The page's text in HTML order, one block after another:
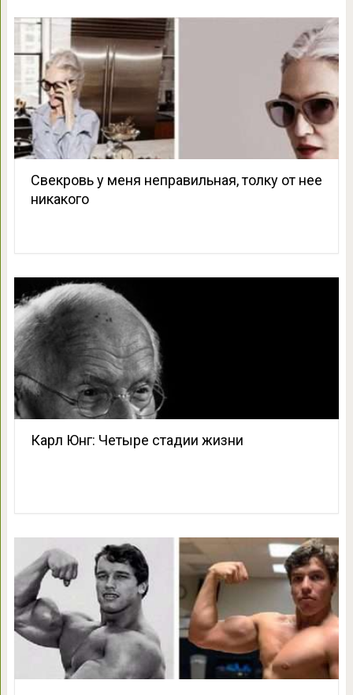
Свекровь у меня неправильная, толку от нее
никакого
Карл Юнг: Четыре стадии жизни